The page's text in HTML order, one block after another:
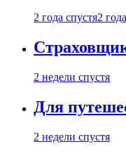
2 года спустя2
2 недели спустя
Для
2 недели спустя